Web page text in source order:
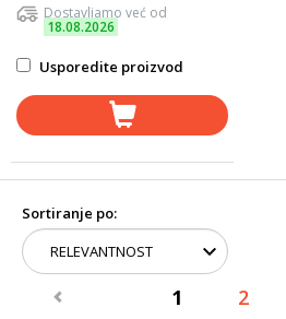
Dostavljamo već od
18.08.2026
Usporedite proizvod
Sortiranje po:
1 2